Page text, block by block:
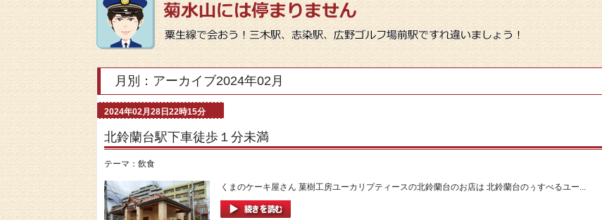
月別：アーカイブ2024年02月
2024年02月28日22時15分
北鈴蘭台駅下車徒歩１分未満
テーマ： 飲食
くまのケーキ屋さん 菓樹工房ユーカリプティースの北鈴蘭台のお店は 北鈴蘭台のぅすべるユー...